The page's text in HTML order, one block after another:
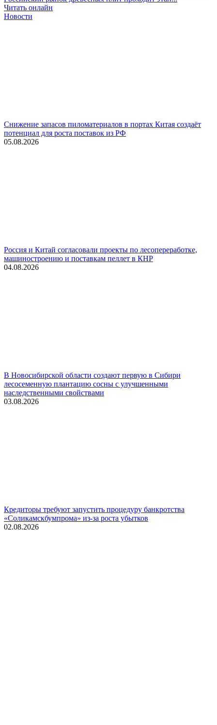
Читать онлайн
Новости
Снижение запасов пиломатериалов в портах Китая создаёт
потенциал для роста поставок из РФ
05.08.2026
Россия и Китай согласовали проекты по лесопереработке,
машиностроению и поставкам пеллет в КНР
04.08.2026
В Новосибирской области создают первую в Сибири
лесосеменную плантацию сосны с улучшенными
наследственными свойствами
03.08.2026
Кредиторы требуют запустить процедуру банкротства
«Соликамскбумпрома» из-за роста убытков
02.08.2026